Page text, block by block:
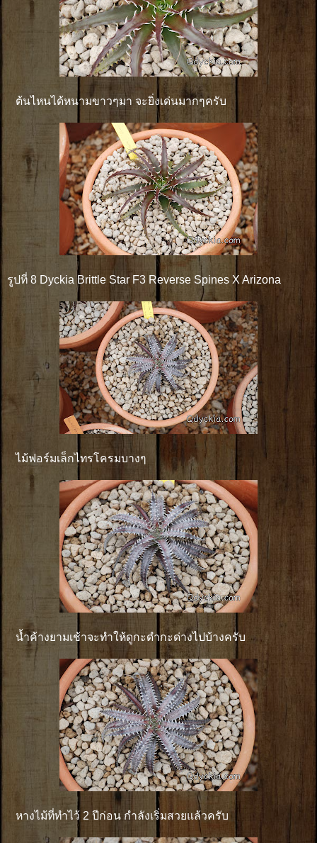
ต้นไหนได้หนามขาวๆมา จะยิ่งเด่นมากๆครับ
รูปที่ 8 Dyckia Brittle Star F3 Reverse Spines X Arizona
ไม้ฟอร์มเล็กไทรโครมบางๆ
น้ำค้างยามเช้าจะทำให้ดูกะดำกะด่างไปบ้างครับ
หางไม้ที่ทำไว้ 2 ปีก่อน กำลังเริ่มสวยแล้วครับ